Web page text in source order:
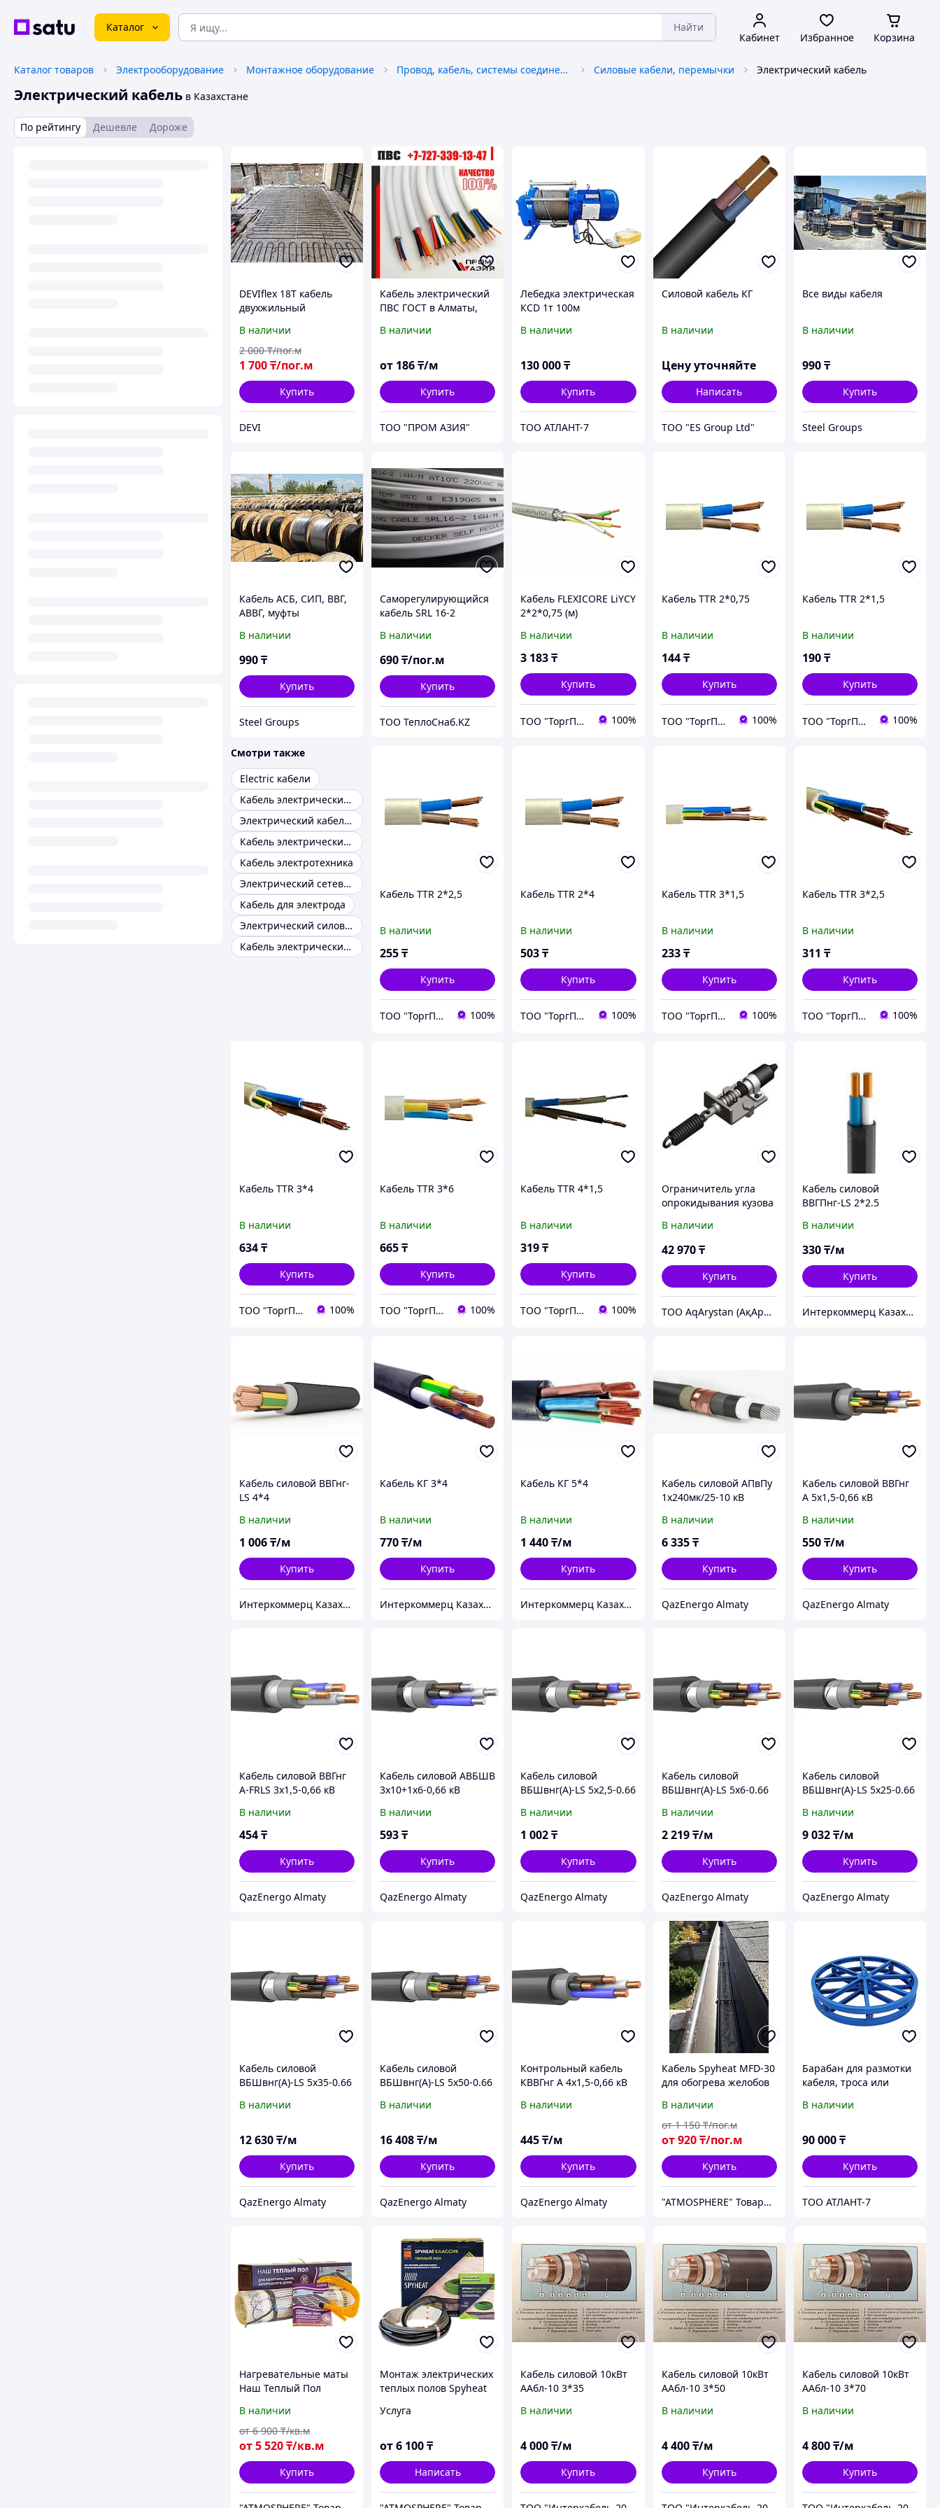
Каталог Найти
Кабинет Избранное Корзина
Каталог товаров Электрооборудование Монтажное оборудование Провод, кабель, системы соединения Силовые кабели, перемычки Электрический кабель
Электрический кабель в Казахстане
По рейтингу Дешевле Дороже
DEVIflex 18T кабель
двухжильный
В наличии
1 700₸/пог.м
2 000 ₸/пог.м
Купить
DEVI
Кабель электрический
ПВС ГОСТ в Алматы,
В наличии
от 186₸/м
Купить
ТОО "ПРОМ АЗИЯ"
Лебедка электрическая
КCD 1т 100м
В наличии
130 000₸
Купить
ТОО АТЛАНТ-7
Силовой кабель КГ
В наличии
Цену уточняйте
Написать
ТОО "ES Group Ltd"
Все виды кабеля
В наличии
990₸
Купить
Steel Groups
Кабель АСБ, СИП, ВВГ,
АВВГ, муфты
В наличии
990₸
Купить
Steel Groups
Саморегулирующийся
кабель SRL 16-2
В наличии
690₸/пог.м
Купить
ТОО ТеплоСнаб.KZ
Кабель FLEXICORE LiYCY
2*2*0,75 (м)
В наличии
3 183₸
Купить
ТОО "ТоргПром" 100%
Кабель TTR 2*0,75
В наличии
144 ₸
Купить
ТОО "ТоргПром" 100%
Кабель TTR 2*1,5
В наличии
190₸
Купить
ТОО "ТоргПром" 100%
Смотри также
Electric кабели
Кабель электрический негорючий
Электрический кабель сип
Кабель электрический уличный
Кабель электротехника
Электрический сетевой кабель
Кабель для электрода
Электрический силовой кабель
Кабель электрический бронированный
Кабель TTR 2*2,5
В наличии
255₸
Купить
ТОО "ТоргПром" 100%
Кабель TTR 2*4
В наличии
503₸
Купить
ТОО "ТоргПром" 100%
Кабель TTR 3*1,5
В наличии
233 ₸
Купить
ТОО "ТоргПром" 100%
Кабель TTR 3*2,5
В наличии
311 ₸
Купить
ТОО "ТоргПром" 100%
Кабель TTR 3*4
В наличии
634₸
Купить
ТОО "ТоргПром" 100%
Кабель TTR 3*6
В наличии
665₸
Купить
ТОО "ТоргПром" 100%
Кабель TTR 4*1,5
В наличии
319₸
Купить
ТОО "ТоргПром" 100%
Ограничитель угла
опрокидывания кузова
электрического кабеля
12105100075
В наличии
42 970 ₸
Купить
ТОО AqArystan (АқАрыстан)
Кабель силовой
ВВГПнг-LS 2*2.5
В наличии
330₸/м
Купить
Интеркоммерц Казахстан
Кабель силовой ВВГнг-
LS 4*4
В наличии
1 006₸/м
Купить
Интеркоммерц Казахстан
Кабель КГ 3*4
В наличии
770₸/м
Купить
Интеркоммерц Казахстан
Кабель КГ 5*4
В наличии
1 440₸/м
Купить
Интеркоммерц Казахстан
Кабель силовой АПвПу
1х240мк/25-10 кВ
В наличии
6 335 ₸
Купить
QazEnergo Almaty
Кабель силовой ВВГнг
А 5х1,5-0,66 кВ
В наличии
550₸/м
Купить
QazEnergo Almaty
Кабель силовой ВВГнг
А-FRLS 3х1,5-0,66 кВ
В наличии
454₸
Купить
QazEnergo Almaty
Кабель силовой АВБШВ
3х10+1х6-0,66 кВ
В наличии
593₸
Купить
QazEnergo Almaty
Кабель силовой
ВБШвнг(А)-LS 5х2,5-0.66
В наличии
1 002₸
Купить
QazEnergo Almaty
Кабель силовой
ВБШвнг(А)-LS 5х6-0.66
В наличии
2 219 ₸/м
Купить
QazEnergo Almaty
Кабель силовой
ВБШвнг(А)-LS 5х25-0.66
В наличии
9 032₸/м
Купить
QazEnergo Almaty
Кабель силовой
ВБШвнг(А)-LS 5х35-0.66
В наличии
12 630₸/м
Купить
QazEnergo Almaty
Кабель силовой
ВБШвнг(А)-LS 5х50-0.66
В наличии
16 408₸/м
Купить
QazEnergo Almaty
Контрольный кабель
КВВГнг А 4х1,5-0,66 кВ
В наличии
445₸/м
Купить
QazEnergo Almaty
Кабель Spyheat MFD-30
для обогрева желобов
В наличии
от 920 ₸/пог.м
от 1 150 ₸/пог.м
Купить
"ATMOSPHERE" Товарищество с ограниченной ответственностью
Барабан для размотки
кабеля, троса или
В наличии
90 000₸
Купить
ТОО АТЛАНТ-7
Нагревательные маты
Наш Теплый Пол
плитку 160 Вт/ кв. м
В наличии
от5 520₸/кв.м
от 6 900 ₸/кв.м
Купить
Монтаж электрических
теплых полов Spyheat
пог. м
Услуга
от6 100₸
Написать
Кабель силовой 10кВт
ААбл-10 3*35
В наличии
4 000₸/м
Купить
Кабель силовой 10кВт
ААбл-10 3*50
В наличии
4 400 ₸/м
Купить
Кабель силовой 10кВт
ААбл-10 3*70
В наличии
4 800₸/м
Купить